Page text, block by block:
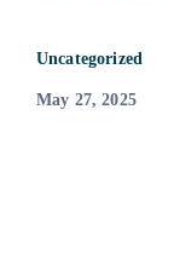
Uncategorized
May 27, 2025